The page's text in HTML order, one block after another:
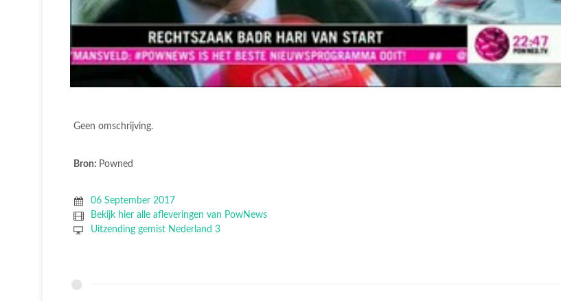
Geen omschrijving.
Bron: Powned
06 September 2017
Bekijk hier alle afleveringen van PowNews
Uitzending gemist Nederland 3